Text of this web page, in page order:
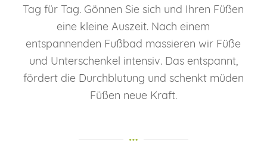
Tag für Tag. Gönnen Sie sich und Ihren Füßen
eine kleine Auszeit. Nach einem
entspannenden Fußbad massieren wir Füße
und Unterschenkel intensiv. Das entspannt,
fördert die Durchblutung und schenkt müden
Füßen neue Kraft.